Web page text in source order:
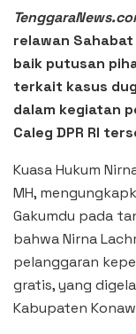
relawan
baik putusan
terkait kasus
dalam kegiatan
Caleg DPR RI
Kuasa Hukum
MH,
Gakumdu pada
bahwa Nirna
pelanggaran
gratis, yang
Kabupaten